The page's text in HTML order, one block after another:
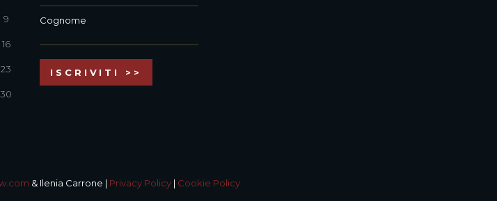
9
16
23
30
Cognome
& Ilenia Carrone | Privacy Policy| Cookie Policy